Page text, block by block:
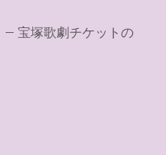
– 宝塚歌劇チケットの